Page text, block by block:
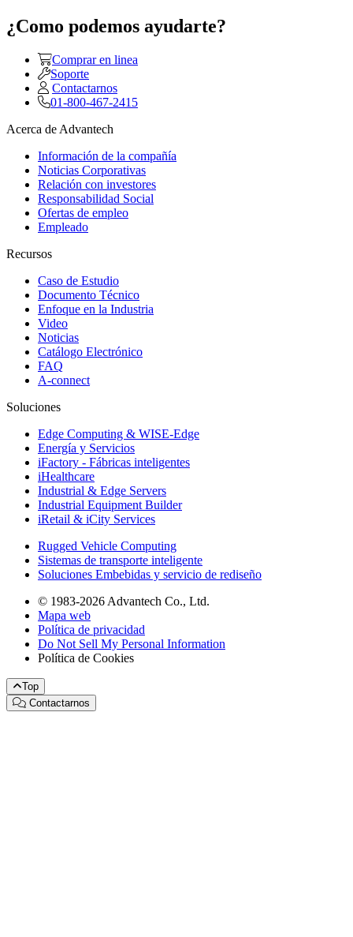
¿Como podemos ayudarte?
Comprar en linea
Soporte
Contactarnos
01-800-467-2415
Acerca de Advantech
Información de la compañía
Noticias Corporativas
Relación con investores
Responsabilidad Social
Ofertas de empleo
Empleado
Recursos
Caso de Estudio
Documento Técnico
Enfoque en la Industria
Video
Noticias
Catálogo Electrónico
FAQ
A-connect
Soluciones
Edge Computing & WISE-Edge
Energía y Servicios
iFactory - Fábricas inteligentes
iHealthcare
Industrial & Edge Servers
Industrial Equipment Builder
iRetail & iCity Services
Rugged Vehicle Computing
Sistemas de transporte inteligente
Soluciones Embebidas y servicio de rediseño
© 1983-2026 Advantech Co., Ltd.
Mapa web
Política de privacidad
Do Not Sell My Personal Information
Política de Cookies
Top
Contactarnos